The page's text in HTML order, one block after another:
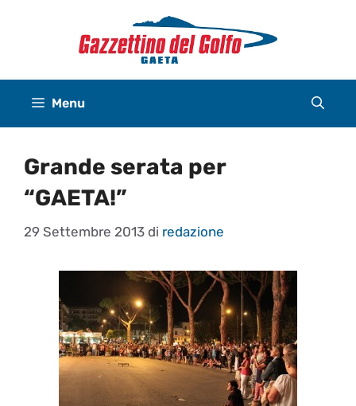
Menu
Grande serata per
“GAETA!”
29 Settembre 2013 di redazione